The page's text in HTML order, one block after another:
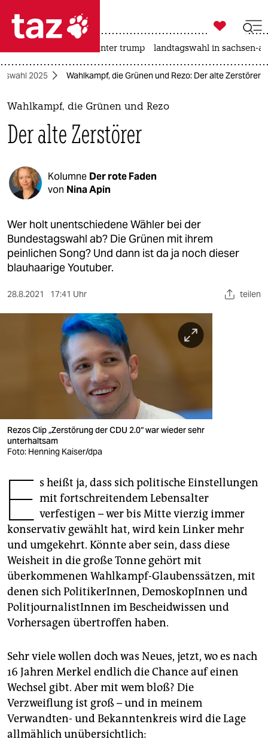
 taz zahl ich
taz zahl ich
themen
politik
öko
gesellschaft
kultur
sport
berlin
nord
veranstaltungen
shop
fragen & hilfe
genossenschaft
epaper login

taz zahl ich
usa unter trump landtagswahl in sachsen-
2025 Wahlkampf, die Grünen und Rezo: Der alte Zerstörer
Wahlkampf, die Grünen und Rezo
Der alte Zerstörer
Kolumne Der rote Faden
von Nina Apin
Wer holt unentschiedene Wähler bei der
Bundestagswahl ab? Die Grünen mit ihrem
peinlichen Song? Und dann ist da ja noch dieser
blauhaarige Youtuber.
28.8.2021 17:41 Uhr teilen
Rezos Clip „Zerstörung der CDU 2.0“ war wieder sehr
unterhaltsam
Foto: Henning Kaiser/dpa
E s heißt ja, dass sich politische Einstellungen
mit fortschreitendem Lebensalter
verfestigen – wer bis Mitte vierzig immer
konservativ gewählt hat, wird kein Linker mehr
und umgekehrt. Könnte aber sein, dass diese
Weisheit in die große Tonne gehört mit
überkommenen Wahlkampf-Glaubenssätzen, mit
denen sich PolitikerInnen, DemoskopInnen und
PolitjournalistInnen im Bescheidwissen und
Vorhersagen übertroffen haben.
Sehr viele wollen doch was Neues, jetzt, wo es nach
16 Jahren Merkel endlich die Chance auf einen
Wechsel gibt. Aber mit wem bloß? Die
Verzweiflung ist groß – und in meinem
Verwandten- und Bekanntenkreis wird die Lage
allmählich unübersichtlich: